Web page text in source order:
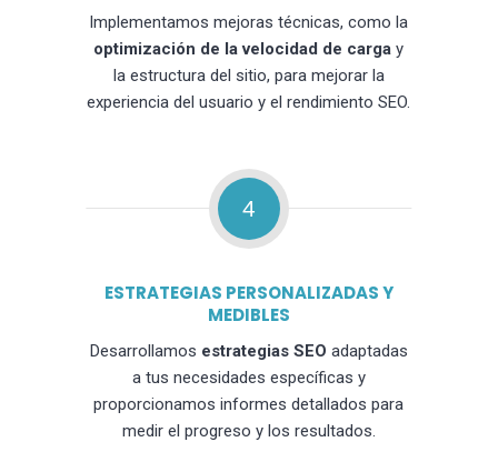
Implementamos mejoras técnicas, como la
optimización de la velocidad de carga y
la estructura del sitio, para mejorar la
experiencia del usuario y el rendimiento SEO.
4
ESTRATEGIAS PERSONALIZADAS Y
MEDIBLES
Desarrollamos estrategias SEO adaptadas
a tus necesidades específicas y
proporcionamos informes detallados para
medir el progreso y los resultados.